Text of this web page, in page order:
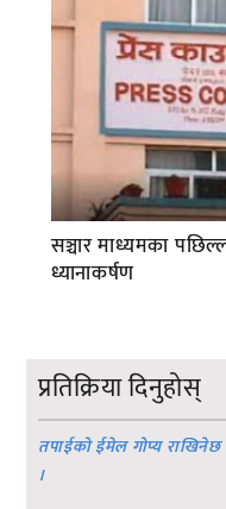
सञ्चार माध्यमका
ध्यानाकर्षण
प्रतिक्रिया दिनुहोस्
तपाईको ईमेल गोप्य
।